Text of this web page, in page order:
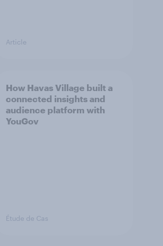
Article
How Havas Village built a
connected insights and
audience platform with
YouGov
Étude de Cas